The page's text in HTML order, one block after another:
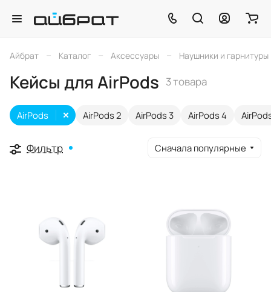
Айбрат – Каталог – Аксессуары – Наушники и гарнитуры
Кейсы для AirPods 3 товара
AirPods AirPods 2 AirPods 3 AirPods 4
Фильтр Сначала популярные